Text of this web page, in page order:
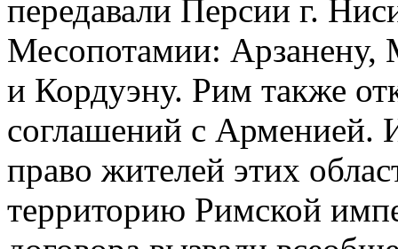
передавали Персии г.
Месопотамии: Арзанену,
и Кордуэну. Рим также
соглашений с Арменией.
право жителей этих
территорию Римской